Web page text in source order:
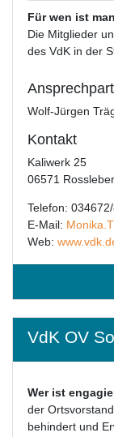
Für wen ist
Die Mitglieder
des VdK in der
Wolf-Jürgen
Kontakt
Kaliwerk 25
06571
Telefon:
E-Mail:
Web:
VdK OV
Wer ist
der
behindert und